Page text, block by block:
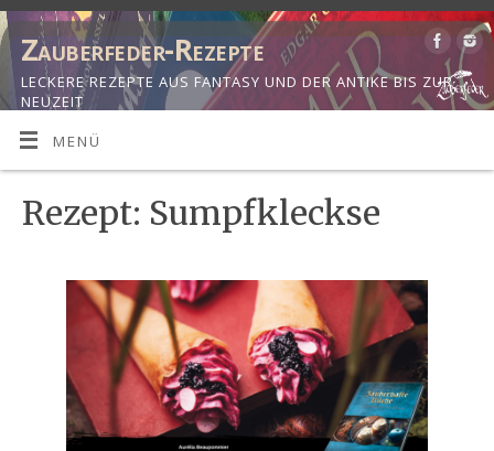
Zauberfeder-Rezepte
LECKERE REZEPTE AUS FANTASY UND DER ANTIKE BIS ZUR
NEUZEIT
MENÜ
Rezept: Sumpfkleckse